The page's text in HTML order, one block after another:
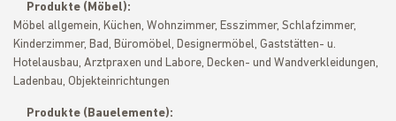
Produkte (Möbel):
Möbel allgemein, Küchen, Wohnzimmer, Esszimmer, Schlafzimmer,
Kinderzimmer, Bad, Büromöbel, Designermöbel, Gaststätten- u.
Hotelausbau, Arztpraxen und Labore, Decken- und Wandverkleidungen,
Ladenbau, Objekteinrichtungen
Produkte (Bauelemente):